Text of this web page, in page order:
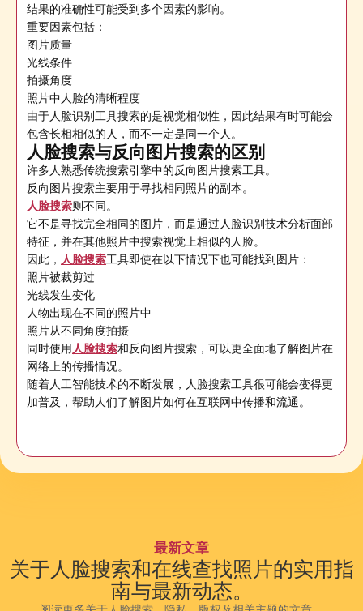
结果的准确性可能受到多个因素的影响。
重要因素包括：
图片质量
光线条件
拍摄角度
照片中人脸的清晰程度
由于人脸识别工具搜索的是视觉相似性，因此结果有时可能会
包含长相相似的人，而不一定是同一个人。
人脸搜索与反向图片搜索的区别
许多人熟悉传统搜索引擎中的反向图片搜索工具。
反向图片搜索主要用于寻找相同照片的副本。
人脸搜索则不同。
它不是寻找完全相同的图片，而是通过人脸识别技术分析面部
特征，并在其他照片中搜索视觉上相似的人脸。
因此， 人脸搜索工具即使在以下情况下也可能找到图片：
照片被裁剪过
光线发生变化
人物出现在不同的照片中
照片从不同角度拍摄
同时使用人脸搜索和反向图片搜索，可以更全面地了解图片在
网络上的传播情况。
随着人工智能技术的不断发展，人脸搜索工具很可能会变得更
加普及，帮助人们了解图片如何在互联网中传播和流通。
最新文章
关于人脸搜索和在线查找照片的实用指
南与最新动态。